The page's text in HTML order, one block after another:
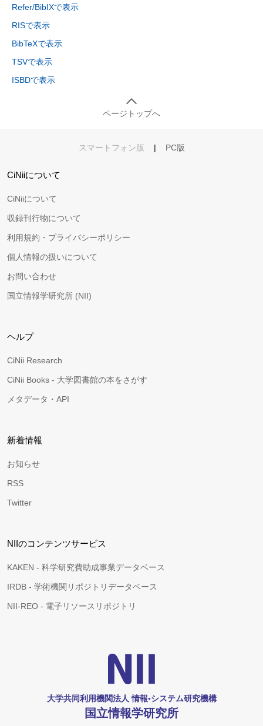
Refer/BibIXで表示
RISで表示
BibTeXで表示
TSVで表示
ISBDで表示
ページトップへ
スマートフォン版 | PC版
CiNiiについて
CiNiiについて
収録刊行物について
利用規約・プライバシーポリシー
個人情報の扱いについて
お問い合わせ
国立情報学研究所 (NII)
ヘルプ
CiNii Research
CiNii Books - 大学図書館の本をさがす
メタデータ・API
新着情報
お知らせ
RSS
Twitter
NIIのコンテンツサービス
KAKEN - 科学研究費助成事業データベース
IRDB - 学術機関リポジトリデータベース
NII-REO - 電子リソースリポジトリ
大学共同利用機関法人 情報•システム研究機構
国立情報学研究所